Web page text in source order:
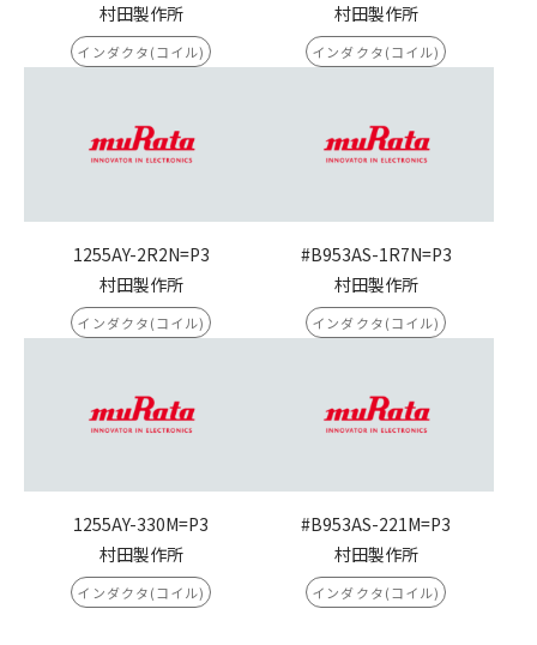
村田製作所
インダクタ(コイル)
村田製作所
インダクタ(コイル)
1255AY-2R2N=P3
村田製作所
インダクタ(コイル)
#B953AS-1R7N=P3
村田製作所
インダクタ(コイル)
1255AY-330M=P3
村田製作所
インダクタ(コイル)
#B953AS-221M=P3
村田製作所
インダクタ(コイル)